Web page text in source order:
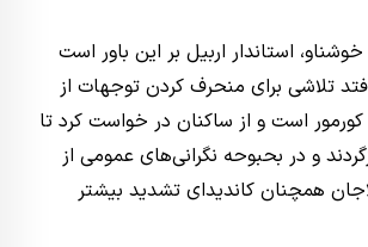
استاندار اربیل بر این باور است
تلاشی برای منحرف کردن توجهات از
است و از ساکنان در خواست کرد تا
و در بحبوحه نگرانی‌های عمومی از
همچنان کاندیدای تشدید بیشتر